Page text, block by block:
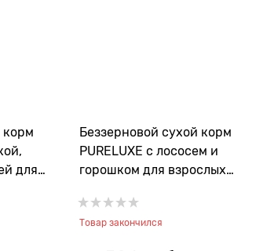
корм
для
Беззерновой сухой корм
PURELUXE с лососем и
горошком для взрослых
Товар закончился